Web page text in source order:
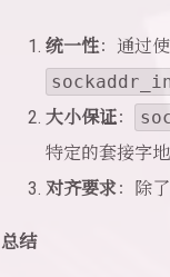
统一性：通过
大小保证：
特定的套接字地
对齐要求：除
总结